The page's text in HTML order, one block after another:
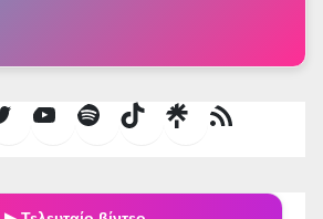
YouTubeSpotifyTikTok
Τροφοδοσία